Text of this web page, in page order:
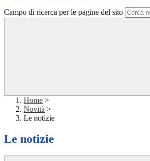
Campo di ricerca per le pagine del sito
Home >
Novità >
Le notizie
Le notizie